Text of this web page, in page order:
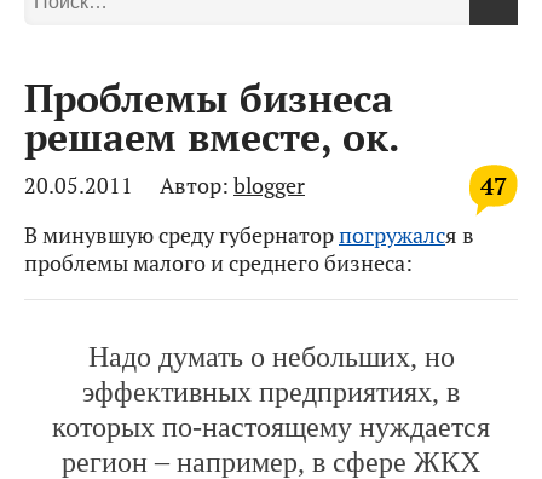
Проблемы бизнеса
решаем вместе, ок.
47
20.05.2011 Автор: blogger
В минувшую среду губернаторпогружался в
проблемы малого и среднего бизнеса:
Надо думать о небольших, но
эффективных предприятиях, в
которых по-настоящему нуждается
регион – например, в сфере ЖКХ